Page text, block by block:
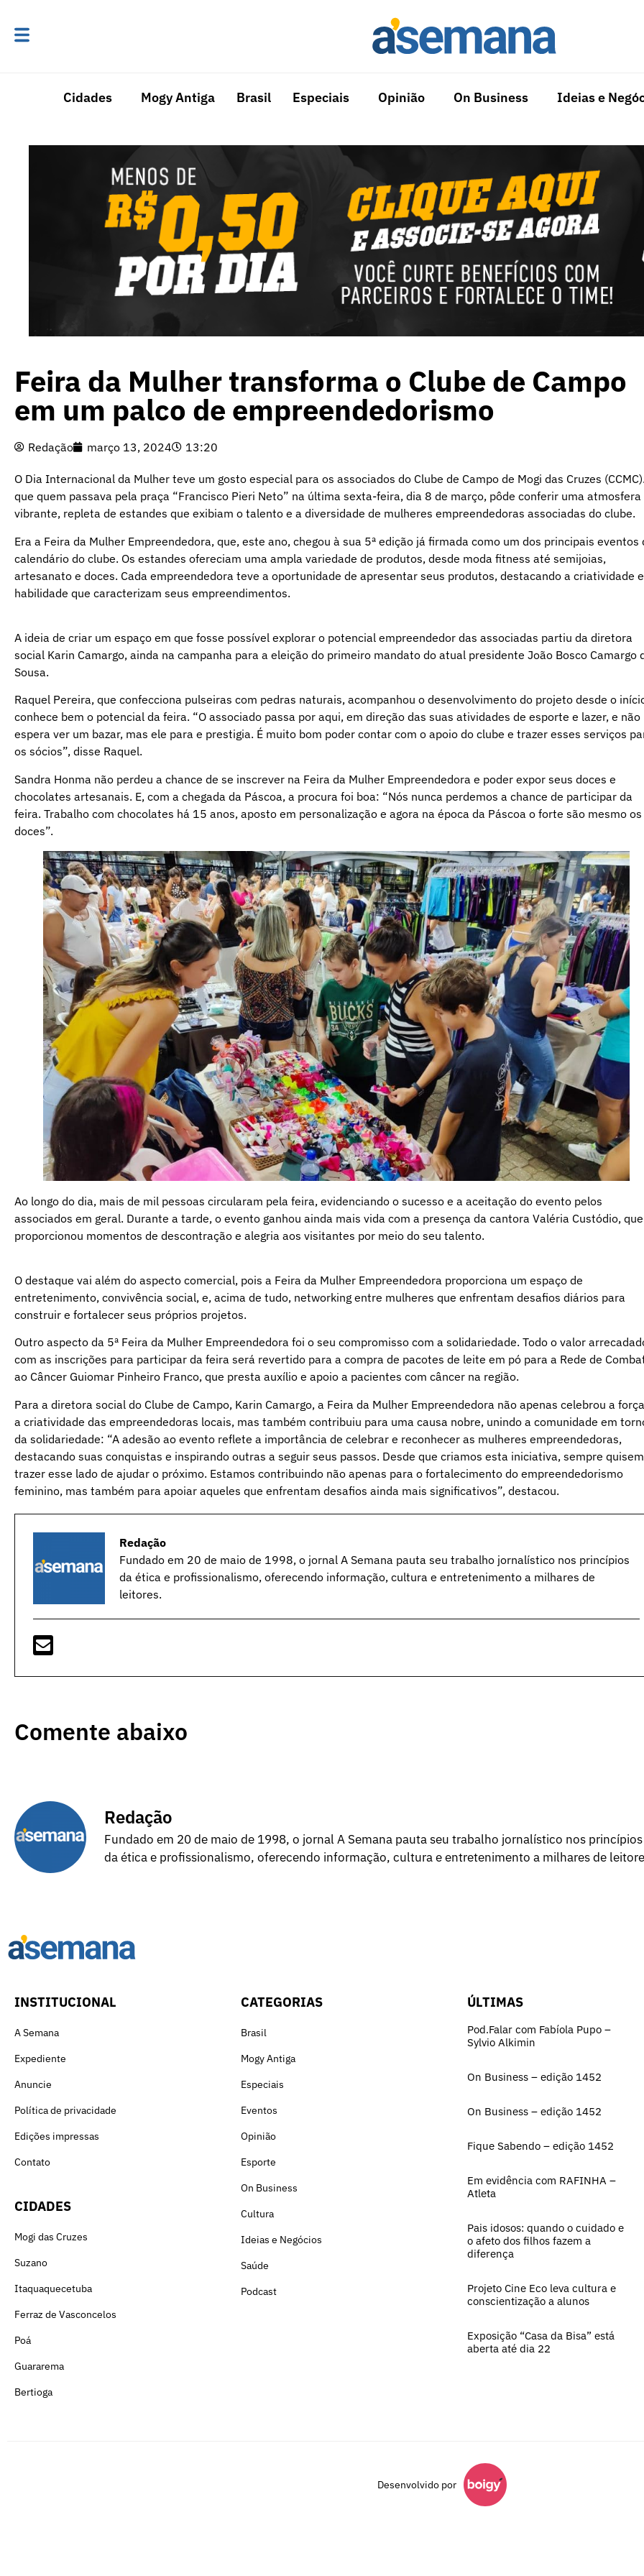
Cidades Mogy Antiga Brasil Especiais Opinião On Business Ideias e
Feira da Mulher transforma o Clube de Campo
em um palco de empreendedorismo
Redação março 13, 2024 13:20
O Dia Internacional da Mulher teve um gosto especial para os associados do Clube de Campo de Mogi das Cruzes
que quem passava pela praça “Francisco Pieri Neto” na última sexta-feira, dia 8 de março, pôde conferir uma atmosfera
vibrante, repleta de estandes que exibiam o talento e a diversidade de mulheres empreendedoras associadas do clube.
Era a Feira da Mulher Empreendedora, que, este ano, chegou à sua 5ª edição já firmada como um dos principais eventos
calendário do clube. Os estandes ofereciam uma ampla variedade de produtos, desde moda fitness até semijoias,
artesanato e doces. Cada empreendedora teve a oportunidade de apresentar seus produtos, destacando a criatividade
habilidade que caracterizam seus empreendimentos.
A ideia de criar um espaço em que fosse possível explorar o potencial empreendedor das associadas partiu da diretora
social Karin Camargo, ainda na campanha para a eleição do primeiro mandato do atual presidente João Bosco Camargo
Sousa.
Raquel Pereira, que confecciona pulseiras com pedras naturais, acompanhou o desenvolvimento do projeto desde o
conhece bem o potencial da feira. “O associado passa por aqui, em direção das suas atividades de esporte e lazer, e não
espera ver um bazar, mas ele para e prestigia. É muito bom poder contar com o apoio do clube e trazer esses serviços
os sócios”, disse Raquel.
Sandra Honma não perdeu a chance de se inscrever na Feira da Mulher Empreendedora e poder expor seus doces e
chocolates artesanais. E, com a chegada da Páscoa, a procura foi boa: “Nós nunca perdemos a chance de participar da
feira. Trabalho com chocolates há 15 anos, aposto em personalização e agora na época da Páscoa o forte são mesmo os
doces”.
Ao longo do dia, mais de mil pessoas circularam pela feira, evidenciando o sucesso e a aceitação do evento pelos
associados em geral. Durante a tarde, o evento ganhou ainda mais vida com a presença da cantora Valéria Custódio, que
proporcionou momentos de descontração e alegria aos visitantes por meio do seu talento.
O destaque vai além do aspecto comercial, pois a Feira da Mulher Empreendedora proporciona um espaço de
entretenimento, convivência social, e, acima de tudo, networking entre mulheres que enfrentam desafios diários para
construir e fortalecer seus próprios projetos.
Outro aspecto da 5ª Feira da Mulher Empreendedora foi o seu compromisso com a solidariedade. Todo o valor
com as inscrições para participar da feira será revertido para a compra de pacotes de leite em pó para a Rede de
ao Câncer Guiomar Pinheiro Franco, que presta auxílio e apoio a pacientes com câncer na região.
Para a diretora social do Clube de Campo, Karin Camargo, a Feira da Mulher Empreendedora não apenas celebrou a
a criatividade das empreendedoras locais, mas também contribuiu para uma causa nobre, unindo a comunidade em
da solidariedade: “A adesão ao evento reflete a importância de celebrar e reconhecer as mulheres empreendedoras,
destacando suas conquistas e inspirando outras a seguir seus passos. Desde que criamos esta iniciativa, sempre
trazer esse lado de ajudar o próximo. Estamos contribuindo não apenas para o fortalecimento do empreendedorismo
feminino, mas também para apoiar aqueles que enfrentam desafios ainda mais significativos”, destacou.
Redação
Fundado em 20 de maio de 1998, o jornal A Semana pauta seu trabalho jornalístico nos princípios
da ética e profissionalismo, oferecendo informação, cultura e entretenimento a milhares de
leitores.
Comente abaixo
Redação
Fundado em 20 de maio de 1998, o jornal A Semana pauta seu trabalho jornalístico nos princípios
da ética e profissionalismo, oferecendo informação, cultura e entretenimento a milhares de
INSTITUCIONAL
A Semana
Expediente
Anuncie
Política de privacidade
Edições impressas
Contato
CIDADES
Mogi das Cruzes
Suzano
Itaquaquecetuba
Ferraz de Vasconcelos
Poá
Guararema
Bertioga
CATEGORIAS
Brasil
Mogy Antiga
Especiais
Eventos
Opinião
Esporte
On Business
Cultura
Ideias e Negócios
Saúde
Podcast
ÚLTIMAS
Pod.Falar com Fabíola Pupo –
Sylvio Alkimin
On Business – edição 1452
On Business – edição 1452
Fique Sabendo – edição 1452
Em evidência com RAFINHA –
Atleta
Pais idosos: quando o cuidado e
o afeto dos filhos fazem a
diferença
Projeto Cine Eco leva cultura e
conscientização a alunos
Exposição “Casa da Bisa” está
aberta até dia 22
Desenvolvido por